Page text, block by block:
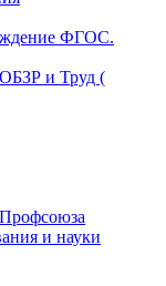
ФГОС.
и Труд (
и науки